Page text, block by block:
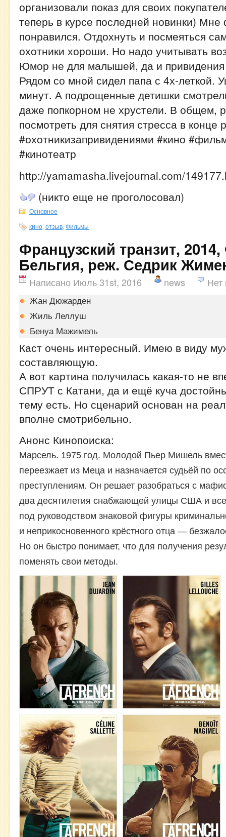
http://yamamasha.livejournal.com/
(никто еще не проголосовал)
Основное
кино отзыв Фильмы
Французский транзит,
Бельгия, реж. Седрик
Написано Июль 31st, 2016 news Нет
Жан Дюжарден
Жиль Леллуш
Бенуа Мажимель
Каст очень интересный. Имею в виду
составляющую.
А вот картина получилась какая-то не
СПРУТ с Катани, да и ещё куча
тему есть. Но сценарий основан на
вполне смотрибельно.
Анонс Кинопоиска:
Марсель. 1975 год. Молодой Пьер Мишель
переезжает из Меца и назначается судьёй по
преступлениям. Он решает разобраться с
два десятилетия снабжающей улицы США и
под руководством знаковой фигуры
и неприкосновенного крёстного отца —
Но он быстро понимает, что для получения
поменять свои методы.